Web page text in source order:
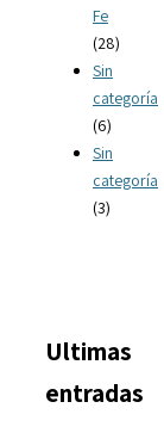
Fe
(28)
Sin
categoría
(6)
Sin
categoría
(3)
Ultimas
entradas